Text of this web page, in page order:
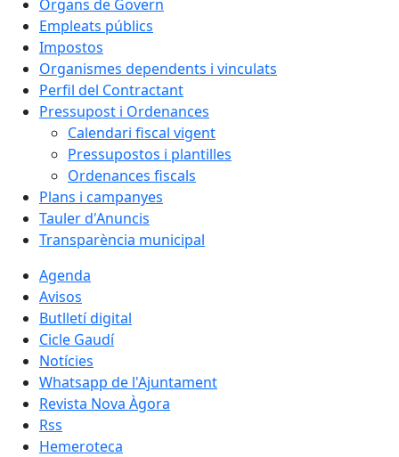
Òrgans de Govern
Empleats públics
Impostos
Organismes dependents i vinculats
Perfil del Contractant
Pressupost i Ordenances
Calendari fiscal vigent
Pressupostos i plantilles
Ordenances fiscals
Plans i campanyes
Tauler d'Anuncis
Transparència municipal
Agenda
Avisos
Butlletí digital
Cicle Gaudí
Notícies
Whatsapp de l'Ajuntament
Revista Nova Àgora
Rss
Hemeroteca